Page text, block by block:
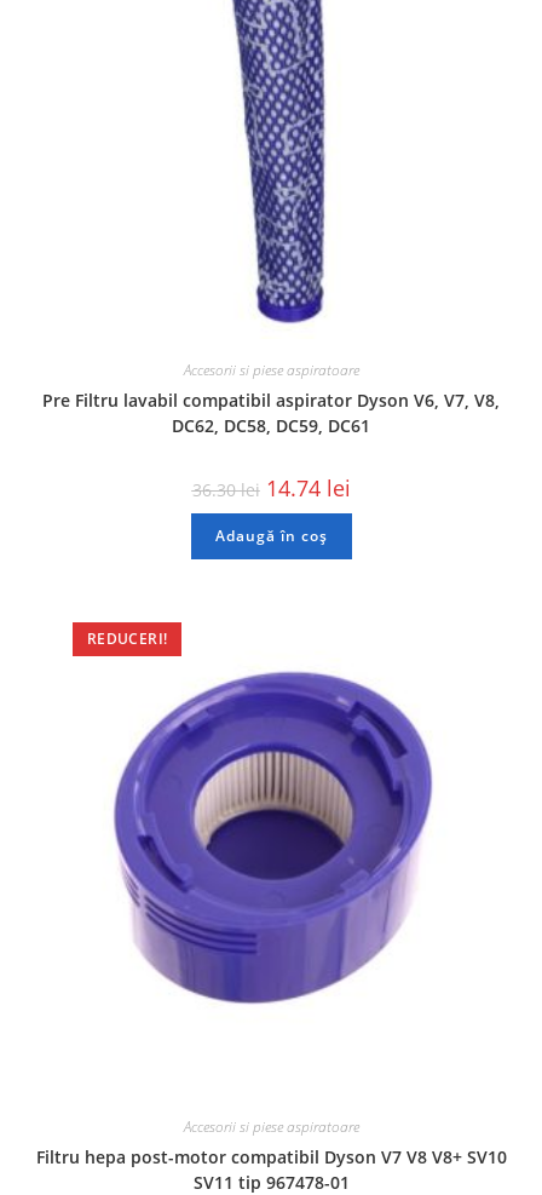
Accesorii si piese aspiratoare
Pre Filtru lavabil compatibil aspirator Dyson V6, V7, V8,
DC62, DC58, DC59, DC61
36.30lei 14.74 lei
Adaugă în coș
REDUCERI!
Accesorii si piese aspiratoare
Filtru hepa post-motor compatibil Dyson V7 V8 V8+ SV10
SV11 tip 967478-01